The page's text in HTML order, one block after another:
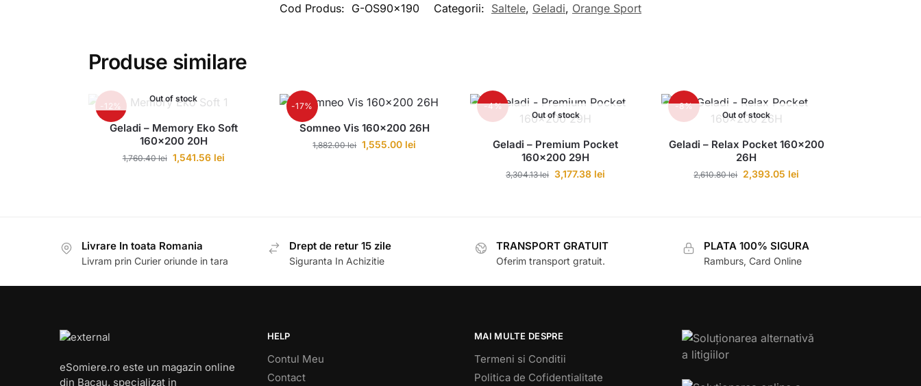
Cod Produs: G-OS90x190 Categorii: Saltele, Geladi, Orange Sport
Produse similare
-12%
Out of stock
Geladi – Memory Eko Soft
160×200 20H
1,760.40lei 1,541.56 lei
-17%
Somneo Vis 160×200 26H
1,882.00lei 1,555.00 lei
-4%
Out of stock
Geladi – Premium Pocket
160×200 29H
3,304.13lei 3,177.38 lei
-8%
Out of stock
Geladi – Relax Pocket 160×200
26H
2,610.80lei 2,393.05 lei
Livrare In toata Romania
Livram prin Curier oriunde in tara
Drept de retur 15 zile
Siguranta In Achizitie
TRANSPORT GRATUIT
Oferim transport gratuit.
PLATA 100% SIGURA
Ramburs, Card Online
eSomiere.ro este un magazin online
din Bacau, specializat in
HELP
Contul Meu
Contact
MAI MULTE DESPRE
Termeni si Conditii
Politica de Cofidentialitate